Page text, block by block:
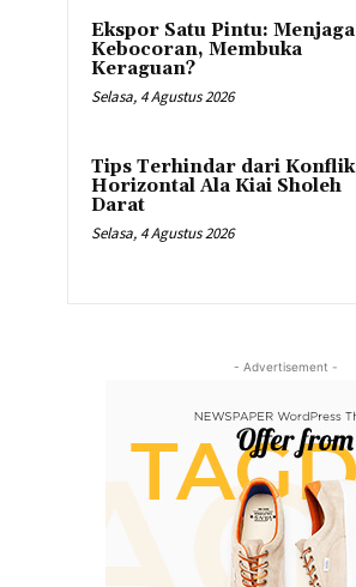
Ekspor Satu Pintu: Menjaga
Kebocoran, Membuka
Keraguan?
Selasa, 4 Agustus 2026
Tips Terhindar dari Konflik
Horizontal Ala Kiai Sholeh
Darat
Selasa, 4 Agustus 2026
- Advertisement -